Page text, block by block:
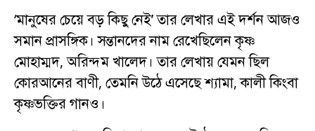
‘মানুষের চেয়ে বড় কিছু নেই’ তার লেখার এই দর্শন আজও
সমান প্রাসঙ্গিক। সন্তানদের নাম রেখেছিলেন কৃষ্ণ
মোহাম্মদ, অরিন্দম খালেদ। তার লেখায় যেমন ছিল
কোরআনের বাণী, তেমনি উঠে এসেছে শ্যামা, কালী কিংবা
কৃষ্ণভক্তির গানও।